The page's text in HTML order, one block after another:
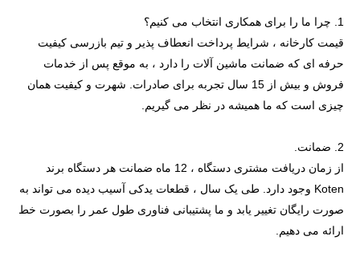
1. چرا ما را برای همکاری انتخاب می کنیم؟
قیمت کارخانه ، شرایط پرداخت انعطاف پذیر و تیم بازرسی کیفیت
حرفه ای که ضمانت ماشین آلات را دارد ، به موقع پس از خدمات
فروش و بیش از 15 سال تجربه برای صادرات. شهرت و کیفیت همان
چیزی است که ما همیشه در نظر می گیریم.
2. ضمانت.
از زمان دریافت مشتری دستگاه ، 12 ماه ضمانت هر دستگاه برند
Koten وجود دارد. طی یک سال ، قطعات یدکی آسیب دیده می تواند به
صورت رایگان تغییر یابد و ما پشتیبانی فناوری طول عمر را بصورت خط
ارائه می دهیم.